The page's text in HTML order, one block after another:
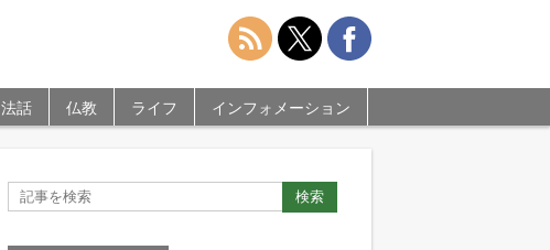
法話 仏教 ライフ インフォメーション